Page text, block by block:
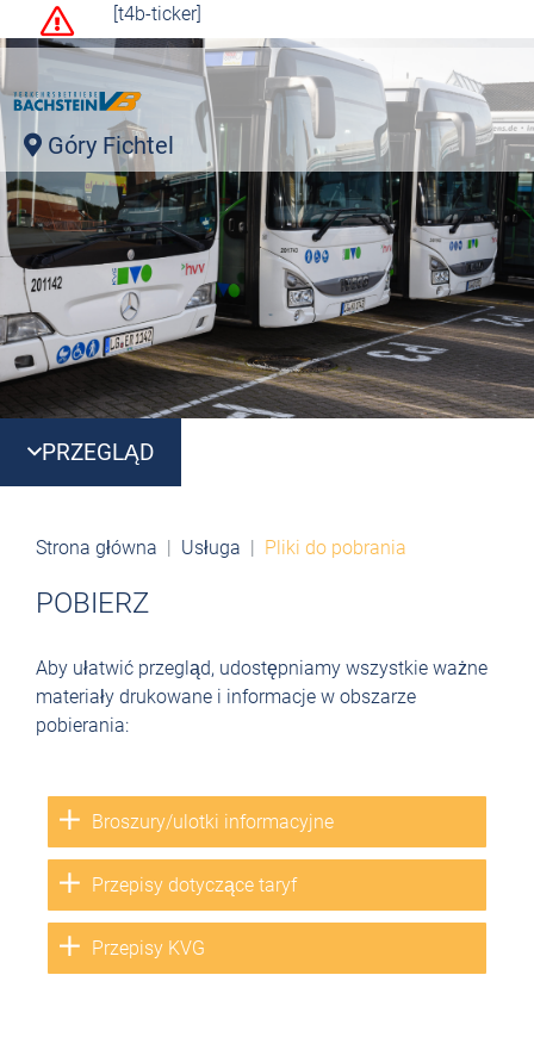
[t4b-ticker]
Góry Fichtel
PRZEGLĄD
Strona główna Usługa Pliki do pobrania
POBIERZ
Aby ułatwić przegląd, udostępniamy wszystkie ważne
materiały drukowane i informacje w obszarze
pobierania:
Broszury/ulotki informacyjne
Przepisy dotyczące taryf
Przepisy KVG